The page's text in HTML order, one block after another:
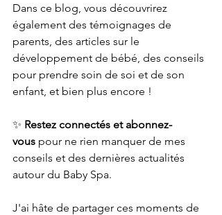
Dans ce blog, vous découvrirez
également des témoignages de
parents, des articles sur le
développement de bébé, des conseils
pour prendre soin de soi et de son
enfant, et bien plus encore !
✨ Restez connectés et abonnez-
vous pour ne rien manquer de mes
conseils et des dernières actualités
autour du Baby Spa.
J'ai hâte de partager ces moments de